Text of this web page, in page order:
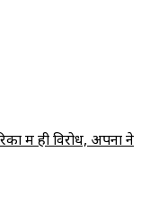
में ही विरोध, अपनों ने